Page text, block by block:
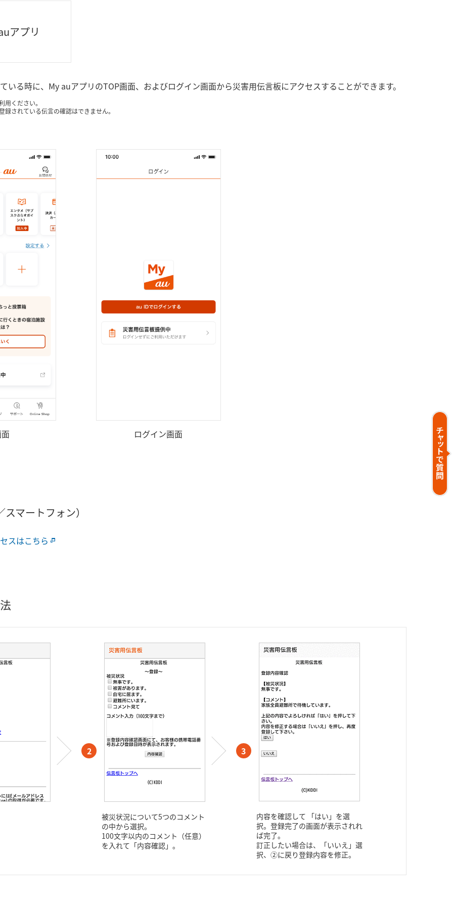
アプリ
いる時に、My auアプリのTOP画面、およびログイン画面から災害用伝言板にアクセスすることができます。
用ください。
されている伝言の確認はできません。
ログイン画面
マートフォン）
スはこちら
2
被災状況について5つのコメント
の中から選択。
100文字以内のコメント（任意）
を入れて「内容確認」。
3
内容を確認して 「はい」を選
択。登録完了の画面が表示されれ
ば完了。
訂正したい場合は、「いいえ」選
択、②に戻り登録内容を修正。